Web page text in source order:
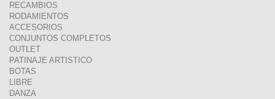
RECAMBIOS
RODAMIENTOS
ACCESORIOS
CONJUNTOS COMPLETOS
OUTLET
PATINAJE ARTISTICO
BOTAS
LIBRE
DANZA